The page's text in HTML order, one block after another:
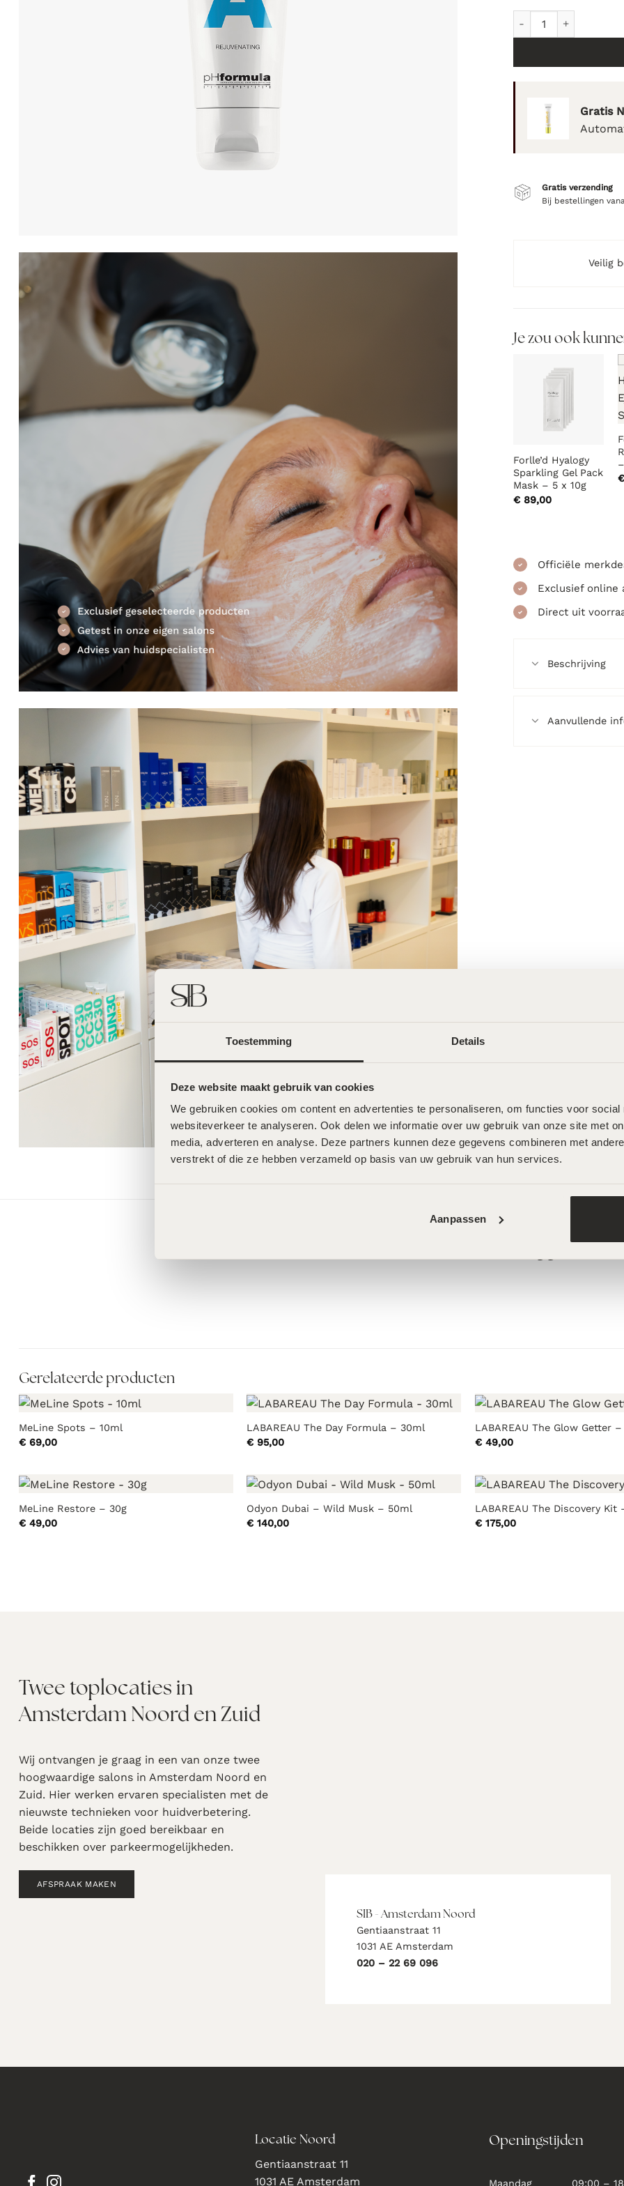
Toestemming Details
Deze website maakt gebruik van cookies
We gebruiken cookies om content en advertenties te personaliseren, om functies voor social
websiteverkeer te analyseren. Ook delen we informatie over uw gebruik van onze site met
media, adverteren en analyse. Deze partners kunnen deze gegevens combineren met
verstrekt of die ze hebben verzameld op basis van uw gebruik van hun services.
Aanpassen
Gratis
Gratis verzending
Bij bestellingen
Veilig
Je zou ook
Forlle’d Hyalogy
Sparkling Gel Pack
Mask – 5 x 10g
€89,00
€
Officiële
Exclusief online
Direct uit
Beschrijving
Aanvullende
Wat onze klanten zeggen
Gerelateerde producten
MeLine Spots – 10ml
€69,00
LABAREAU The Day Formula – 30ml
€ 95,00
LABAREAU The Glow Getter
€49,00
MeLine Restore – 30g
€49,00
Odyon Dubai – Wild Musk – 50ml
€ 140,00
LABAREAU The Discovery Kit
€175,00
Twee toplocaties in
Amsterdam Noord en Zuid
Wij ontvangen je graag in een van onze twee
hoogwaardige salons in Amsterdam Noord en
Zuid. Hier werken ervaren specialisten met de
nieuwste technieken voor huidverbetering.
Beide locaties zijn goed bereikbaar en
beschikken over parkeermogelijkheden.
AFSPRAAK MAKEN
SIB - Amsterdam Noord
Gentiaanstraat 11
1031 AE Amsterdam
020 – 22 69 096
Locatie Noord
Gentiaanstraat 11
1031 AE Amsterdam
Openingstijden
Maandag 09:00 –